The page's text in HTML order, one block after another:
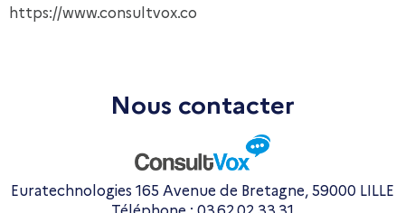
https://www.consultvox.co
Nous contacter
Euratechnologies 165 Avenue de Bretagne, 59000 LILLE